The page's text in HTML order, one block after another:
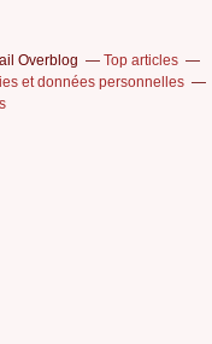
Overblog
Top articles
et données personnelles